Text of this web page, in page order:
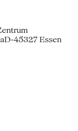
D-45327 Essen